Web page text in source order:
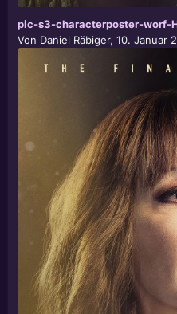
pic-s3-characterposter-worf-
Von Daniel Räbiger, 10. Januar